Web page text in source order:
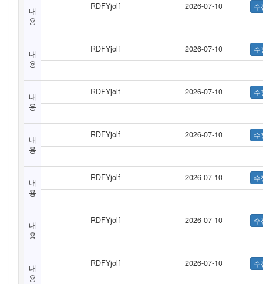
내
용
RDFYjolf 2026-07-10
내
용
RDFYjolf 2026-07-10
내
용
RDFYjolf 2026-07-10
내
용
RDFYjolf 2026-07-10
내
용
RDFYjolf 2026-07-10
내
용
RDFYjolf 2026-07-10
내
용
RDFYjolf 2026-07-10